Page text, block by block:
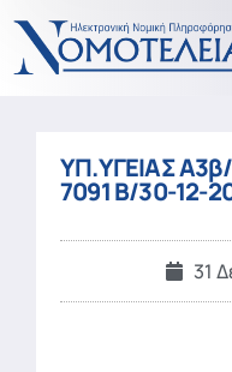
ΥΠ.ΥΓΕΙΑΣ
7091 Β/30-12-
31